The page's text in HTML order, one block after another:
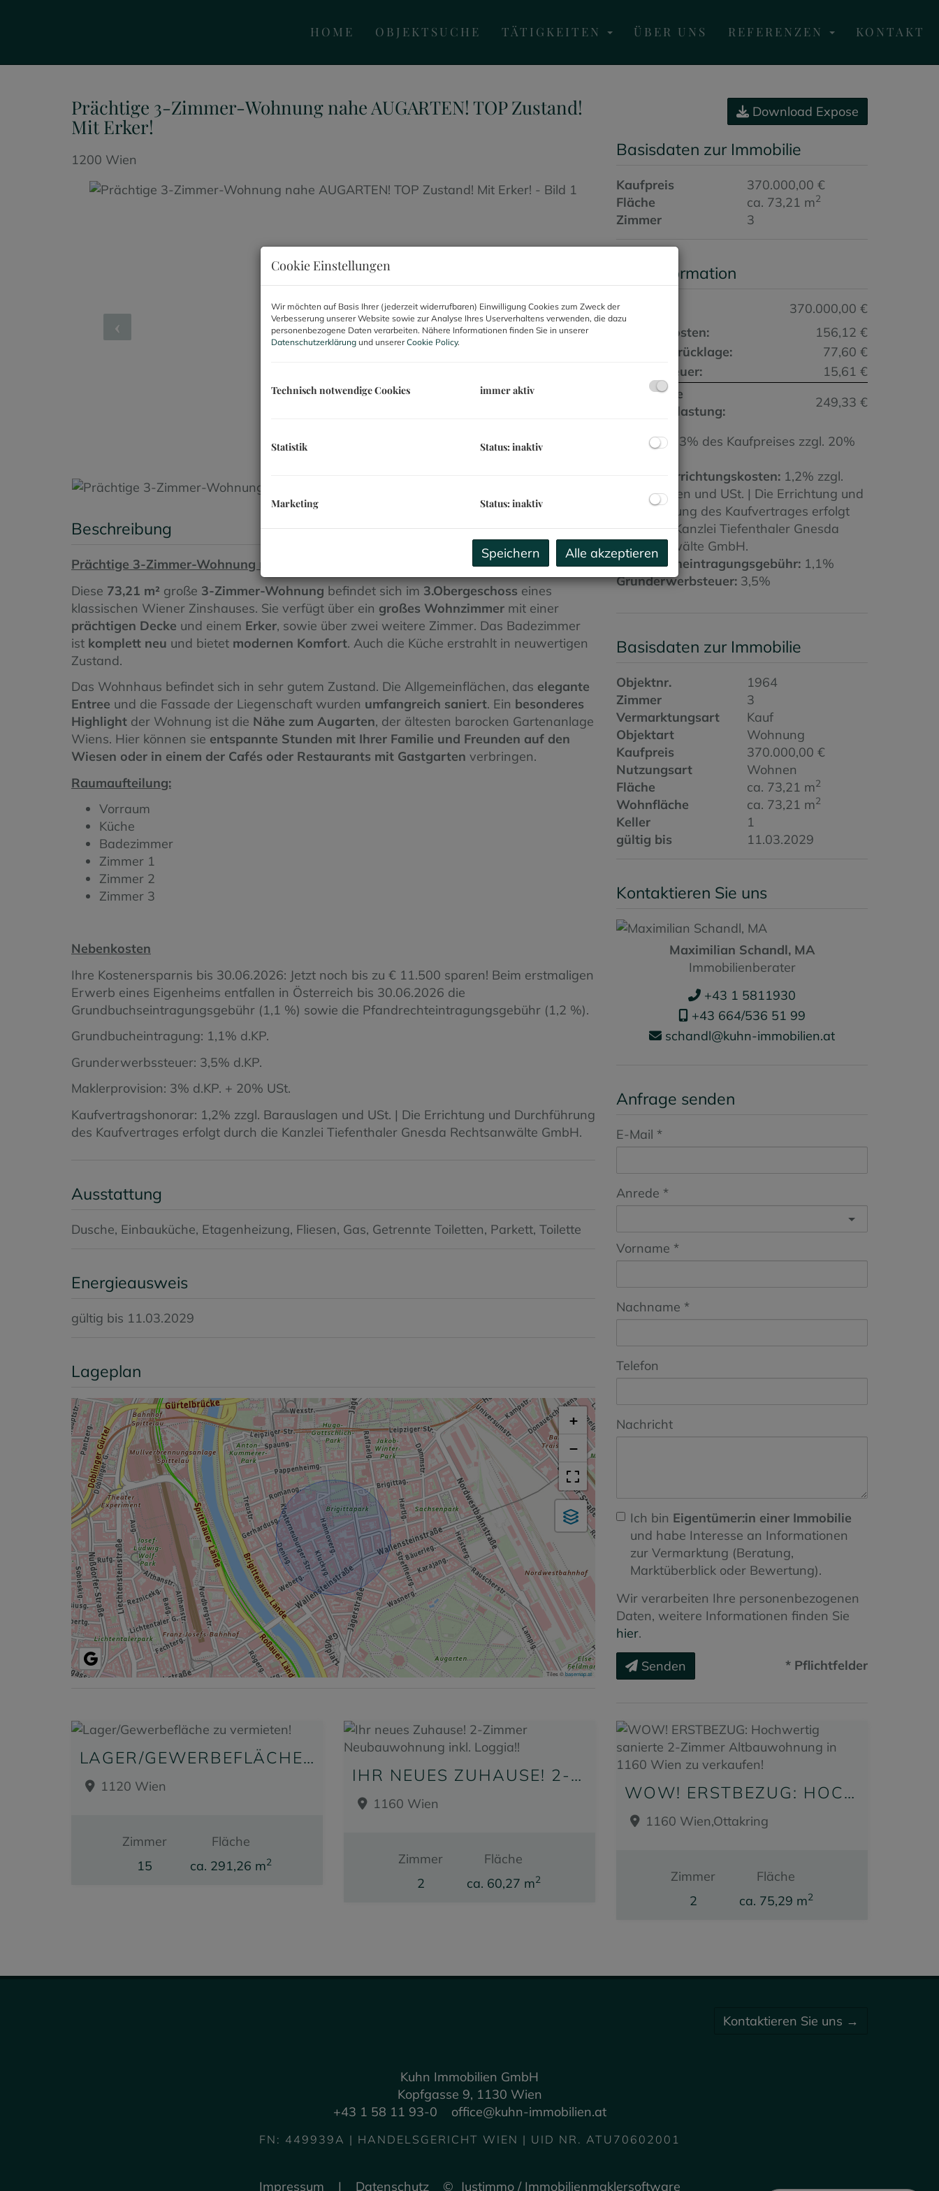
HOME OBJEKTSUCHE TÄTIGKEITEN ÜBER UNS REFERENZEN KONTAKT
Prächtige 3-Zimmer-Wohnung nahe AUGARTEN! TOP Zustand!
Mit Erker!
1200 Wien
Beschreibung
Prächtige 3-Zimmer-Wohnung nahe AUGARTEN! TOP Zustand! Mit Erker!
Diese 73,21 m² große 3-Zimmer-Wohnung befindet sich im 3.Obergeschoss eines
klassischen Wiener Zinshauses. Sie verfügt über ein großes Wohnzimmer mit einer
prächtigen Decke und einem Erker, sowie über zwei weitere Zimmer. Das Badezimmer
ist komplett neu und bietet modernen Komfort. Auch die Küche erstrahlt in neuwertigen
Zustand.
Das Wohnhaus befindet sich in sehr gutem Zustand. Die Allgemeinflächen, das elegante
Entree und die Fassade der Liegenschaft wurden umfangreich saniert. Ein besonderes
Highlight der Wohnung ist die Nähe zum Augarten, der ältesten barocken Gartenanlage
Wiens. Hier können sie entspannte Stunden mit Ihrer Familie und Freunden auf den
Wiesen oder in einem der Cafés oder Restaurants mit Gastgarten verbringen.
Raumaufteilung:
Vorraum
Küche
Badezimmer
Zimmer 1
Zimmer 2
Zimmer 3
Nebenkosten
Ihre Kostenersparnis bis 30.06.2026: Jetzt noch bis zu € 11.500 sparen! Beim erstmaligen
Erwerb eines Eigenheims entfallen in Österreich bis 30.06.2026 die
Grundbuchseintragungsgebühr (1,1 %) sowie die Pfandrechteintragungsgebühr (1,2 %).
Grundbucheintragung: 1,1% d.KP.
Grunderwerbssteuer: 3,5% d.KP.
Maklerprovision: 3% d.KP. + 20% USt.
Kaufvertragshonorar: 1,2% zzgl. Barauslagen und USt. | Die Errichtung und Durchführung
des Kaufvertrages erfolgt durch die Kanzlei Tiefenthaler Gnesda Rechtsanwälte GmbH.
Ausstattung
Dusche Einbauküche Etagenheizung Fliesen Gas Getrennte Toiletten Parkett Toilette
Energieausweis
gültig bis 11.03.2029
Lageplan
+
−
Tiles ©basemap.at
Download Expose
Basisdaten zur Immobilie
Kaufpreis
370.000,00 €
Fläche
ca. 73,21 m2
Zimmer 3
Preisinformation
Kaufpreis:
370.000,00 €
Betriebskosten:
156,12 €
Reparaturrücklage:
77,60 €
Umsatzsteuer:
15,61 €
monatliche
Gesamtbelastung:
249,33 €
Provision:
3% des Kaufpreises zzgl. 20%
Vertragserrichtungskosten: 1,2% zzgl.
Barauslagen und USt. | Die Errichtung und
Durchführung des Kaufvertrages erfolgt
durch die Kanzlei Tiefenthaler Gnesda
Rechtsanwälte GmbH.
Grundbucheintragungsgebühr: 1,1%
Grunderwerbsteuer: 3,5%
Basisdaten zur Immobilie
Objektnr.
1964
Zimmer
3
Vermarktungsart
Kauf
Objektart
Wohnung
Kaufpreis
370.000,00 €
Nutzungsart
Wohnen
Fläche
ca. 73,21 m2
Wohnfläche ca. 73,21 m2
Keller
1
gültig bis
11.03.2029
Kontaktieren Sie uns
Maximilian Schandl, MA
Immobilienberater
+43 1 5811930
+43 664/536 51 99
schandl@kuhn-immobilien.at
Anfrage senden
E-Mail
Anrede
Vorname
Nachname
Telefon
Nachricht
Ich bin Eigentümer:in einer Immobilie
und habe Interesse an Informationen
zur Vermarktung (Beratung,
Marktüberblick oder Bewertung).
Wir verarbeiten Ihre personenbezogenen
Daten, weitere Informationen finden Sie
hier.
Senden * Pflichtfelder
LAGER/GEWERBEFLÄCHE ZU VERMIETEN!
1120 Wien
Zimmer
15
Fläche
ca. 291,26 m2
IHR NEUES ZUHAUSE! 2-ZIMMER NEUBAUWOHNUNG INKL. LOGGIA!!
1160 Wien
Zimmer
2
Fläche
ca. 60,27 m2
WOW! ERSTBEZUG: HOCHWERTIG SANIERTE 2-ZIMMER ALTBAUWOHNUNG IN 1160 WIEN ZU VERKAUFEN!
1160 Wien,Ottakring
Zimmer
2
Fläche
ca. 75,29 m2
Kontaktieren Sie uns →
Kuhn Immobilien GmbH
Kopfgasse 9, 1130 Wien
+43 1 58 11 93-0 office@kuhn-immobilien.at
FN: 449939A | HANDELSGERICHT WIEN | UID NR. ATU70602001
Impressum | Datenschutz © Justimmo/ Immobilienmaklersoftware
Cookie Einstellungen
Wir möchten auf Basis Ihrer (jederzeit widerrufbaren) Einwilligung Cookies zum Zweck der
Verbesserung unserer Website sowie zur Analyse Ihres Userverhaltens verwenden, die dazu
personenbezogene Daten verarbeiten. Nähere Informationen finden Sie in unserer
Datenschutzerklärung und unsererCookie Policy.
Technisch notwendige Cookies immer aktiv
Statistik Status: inaktiv
Marketing Status: inaktiv
Speichern Alle akzeptieren